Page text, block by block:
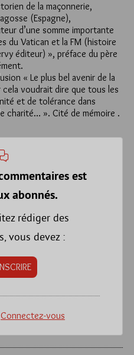
de la maçonnerie,
(Espagne),
d’une somme importante
du Vatican et la FM (histoire
éditeur) », préface du père
« Le plus bel avenir de la
cela voudrait dire que tous les
et de tolérance dans
charité… ». Cité de mémoire .
est
abonnés.
rédiger des
vous devez :
Connectez-vous